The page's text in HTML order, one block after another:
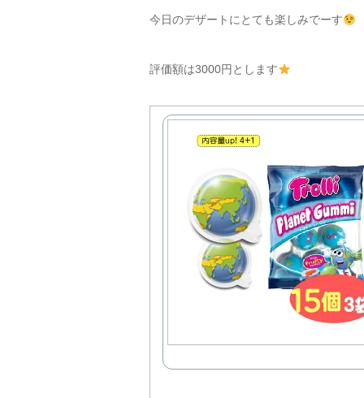
今日のデザートにとても楽しみでーす
評価額は3000円とします